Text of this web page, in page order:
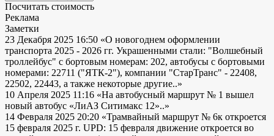
Посчитать стоимость
Реклама
Заметки
23 Декабря 2025 16:50 «О новогоднем оформлении
транспорта 2025 - 2026 гг. Украшенными стали: "Волшебный
троллейбус" с бортовым номерам: 202, автобусы с бортовыми
номерами: 22711 ("ЯТК-2"), компании "СтарТранс" - 22408,
22502, 22443, а также некоторые другие..»
10 Апреля 2025 11:16 «На автобусный маршрут № 1 вышел
новый автобус «ЛиАЗ Ситимакс 12»..»
14 Февраля 2025 20:20 «Трамвайный маршрут № 6к откроется
15 февраля 2025 г. UPD: 15 февраля движение откроется во